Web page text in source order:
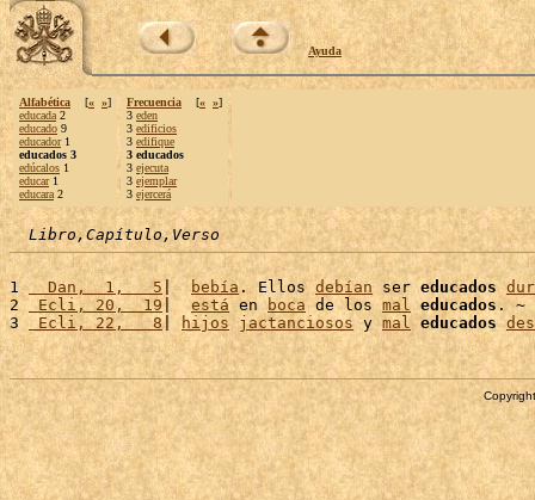
Ayuda
Alfabética [« »]
educada 2
educado 9
educador1
educados 3
edúcalos 1
educar1
educara 2
Frecuencia [« »]
3 eden
3 edificios
3 edifique
3 educados
3 ejecuta
3 ejemplar
3 ejercerá
Libro,Capítulo,Verso
1
  Dan,  1,   5
| bebía . Ellos debían ser educados
2 Ecli, 20,  19 | está en boca de los mal educados . ~
3
Ecli, 22,   8| hijos jactanciosos y mal educados